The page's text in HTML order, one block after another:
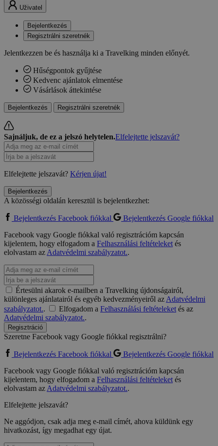
Uživatel
Bejelentkezés
Regisztrálni szeretnék
Jelentkezzen be és használja ki a Travelking minden előnyét.
Hűségpontok gyűjtése
Kedvenc ajánlatok elmentése
Vásárlások áttekintése
Bejelentkezés Regisztrálni szeretnék
Sajnáljuk, de ez a jelszó helytelen.Elfelejtette jelszavát?
Elfelejtette jelszavát? Kérjen újat!
Bejelentkezés
A közösségi oldalán keresztül is bejelentkezhet:
Bejelentkezés Facebook fiókkal
Bejelentkezés Google fiókkal
Facebook vagy Google fiókkal való regisztrációm kapcsán
kijelentem, hogy elfogadom a Felhasználási feltételeketés
elolvastam azAdatvédelmi szabályzatot..
Értesülni akarok e-mailben a Travelking újdonságairól,
különleges ajánlatairól és egyéb kedvezményeiről azAdatvédelmi
szabályzatot.. Elfogadom a Felhasználási feltételeketés az
Adatvédelmi szabályzatot..
Regisztráció
Szeretne Facebook vagy Google fiókkal regisztrálni?
Bejelentkezés Facebook fiókkal
Bejelentkezés Google fiókkal
Facebook vagy Google fiókkal való regisztrációm kapcsán
kijelentem, hogy elfogadom a Felhasználási feltételeketés
elolvastam azAdatvédelmi szabályzatot..
Elfelejtette jelszavát?
Ne aggódjon, csak adja meg e-mail címét, ahova küldünk egy
hivatkozást, így megadhat egy újat.